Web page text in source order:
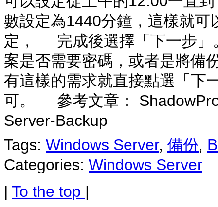
數設定為1440分鐘，這樣就
定， 完成後選擇「下一步
案是否需要密碼，或者是將
有這樣的需求就直接點選「
可。 參考文章：
Server-Backup
Tags: Windows Server, 備份,
Categories: Windows Server
| To the top |